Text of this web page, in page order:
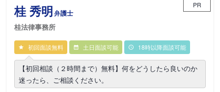
桂 秀明弁護士
桂法律事務所
PR
初回面談無料 土日面談可能 18時以降面談可能
【初回相談（２時間まで）無料】何をどうしたら良いのか
迷ったら、ご相談ください。